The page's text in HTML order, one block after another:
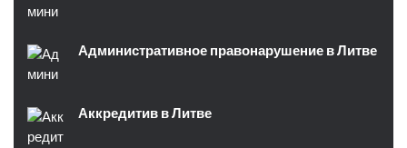
Административное правонарушение в Литве
Аккредитив в Литве